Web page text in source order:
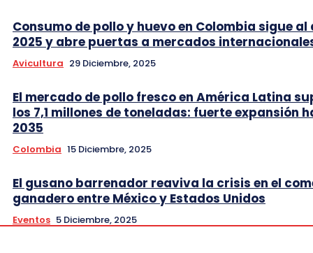
Consumo de pollo y huevo en Colombia sigue al
2025 y abre puertas a mercados
Avicultura 29 Diciembre, 2025
El mercado de pollo fresco en América Latina
los 7,1 millones de toneladas: fuerte expansión
2035
Colombia 15 Diciembre, 2025
El gusano barrenador reaviva la crisis en el
ganadero entre México y Estados Unidos
Eventos 5 Diciembre, 2025